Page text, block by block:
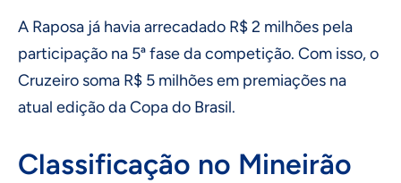
A Raposa já havia arrecadado R$ 2 milhões pela
participação na 5ª fase da competição. Com isso, o
Cruzeiro soma R$ 5 milhões em premiações na
atual edição da Copa do Brasil.
Classificação no Mineirão